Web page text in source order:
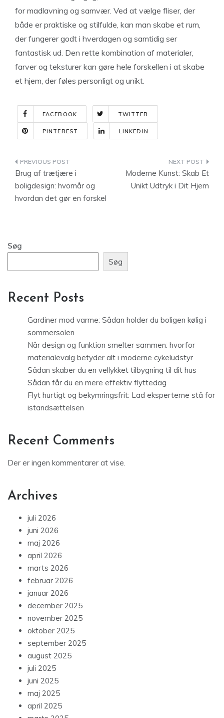
for madlavning og samvær. Ved at vælge fliser, der
både er praktiske og stilfulde, kan man skabe et rum,
der fungerer godt i hverdagen og samtidig ser
fantastisk ud. Den rette kombination af materialer,
farver og teksturer kan gøre hele forskellen i at skabe
et hjem, der føles personligt og unikt.
FACEBOOK TWITTER
PINTEREST LINKEDIN
Indlægsnavigation
Brug af trætjære i
boligdesign: hvornår og
hvordan det gør en forskel
Moderne Kunst: Skab Et
Unikt Udtryk i Dit Hjem
Søg
Søg
Recent Posts
Gardiner mod varme: Sådan holder du boligen kølig i
sommersolen
Når design og funktion smelter sammen: hvorfor
materialevalg betyder alt i moderne cykeludstyr
Sådan skaber du en vellykket tilbygning til dit hus
Sådan får du en mere effektiv flyttedag
Flyt hurtigt og bekymringsfrit: Lad eksperterne stå for
istandsættelsen
Recent Comments
Der er ingen kommentarer at vise.
Archives
juli 2026
juni 2026
maj 2026
april 2026
marts 2026
februar 2026
januar 2026
december 2025
november 2025
oktober 2025
september 2025
august 2025
juli 2025
juni 2025
maj 2025
april 2025